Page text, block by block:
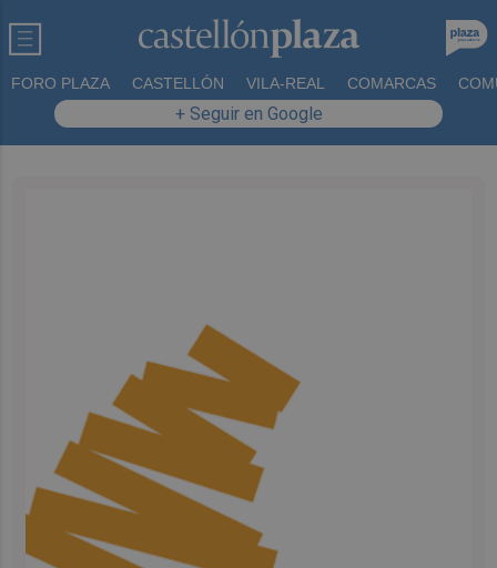
FORO PLAZA CASTELLÓN VILA-REAL COMARCAS
+ Seguir en Google